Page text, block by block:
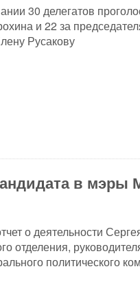
30 делегатов
и 22 за
Русакову
в мэры
о деятельности
отделения,
политического